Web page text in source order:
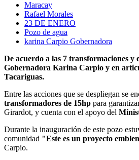
Maracay
Rafael Morales
23 DE ENERO
Pozo de agua
karina Carpio Gobernadora
De acuerdo a las 7 transformaciones
Gobernadora Karina Carpio y en
Tacariguas.
Entre las acciones que se despliegan se
transformadores de 15hp para
Girardot, y cuenta con el apoyo del
Durante la inauguración de este pozo
comunidad "Este es un proyecto
Carpio.